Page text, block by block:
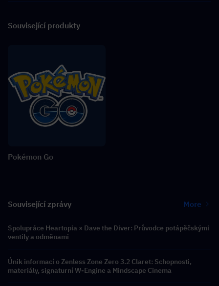
Související produkty
Pokémon Go
Související zprávy More
Spolupráce Heartopia × Dave the Diver: Průvodce potápěčskými
ventily a odměnami
Únik informací o Zenless Zone Zero 3.2 Claret: Schopnosti,
materiály, signaturní W-Engine a Mindscape Cinema